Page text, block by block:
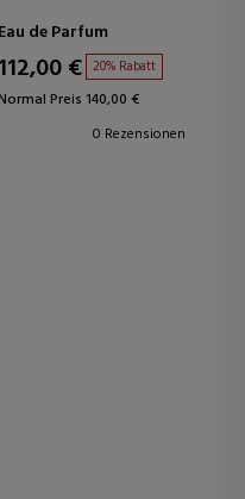
Eau de Parfum
112,00 € 20% Rabatt
Preis 140,00 €
0 Rezensionen